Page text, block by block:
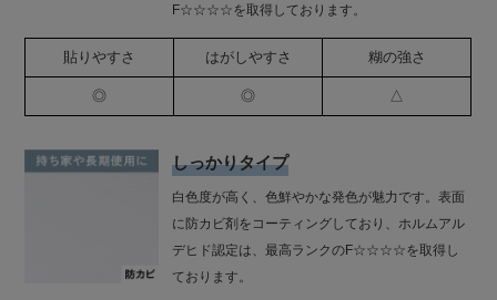
F☆☆☆☆を取得しております。
貼りやすさ はがしやすさ 糊の強さ
◎ ◎ △
しっかりタイプ
白色度が高く、色鮮やかな発色が魅力です。表面
に防カビ剤をコーティングしており、ホルムアル
デヒド認定は、最高ランクのF☆☆☆☆を取得し
ております。